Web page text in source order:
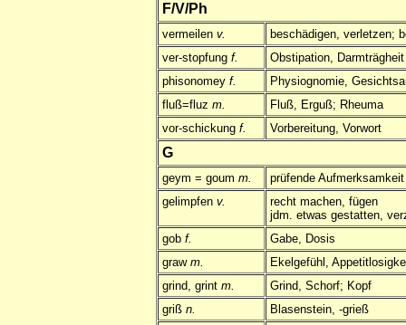
F/V/Ph
vermeilen v.
beschädigen, verletzen;
ver-stopfung f.
Obstipation, Darmträgheit
phisonomey f.
Physiognomie,
fluß=fluz m.
Fluß, Erguß; Rheuma
vor-schickung f. Vorbereitung, Vorwort
G
geym = goum m.
prüfende Aufmerksamkeit
gelimpfen v.
recht machen, fügen
jdm. etwas gestatten,
gob f.
Gabe, Dosis
graw m.
Ekelgefühl,
grind, grint m.
Grind, Schorf; Kopf
griß n.
Blasenstein, -grieß